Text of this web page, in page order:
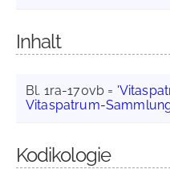
Inhalt
Bl. 1ra-170vb =
Vitaspatrum-
Kodikologie